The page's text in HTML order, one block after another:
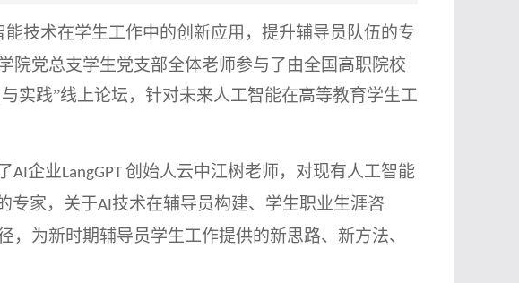
技术在学生工作中的创新应用，提升辅导员队伍的专
院党总支学生党支部全体老师参与了由全国高职院校
实践”线上论坛，针对未来人工智能在高等教育学生工
AI 企业 LangGPT 创始人云中江树老师，对现有人工智能
专家，关于AI 技术在辅导员构建、学生职业生涯咨
为新时期辅导员学生工作提供的新思路、新方法、